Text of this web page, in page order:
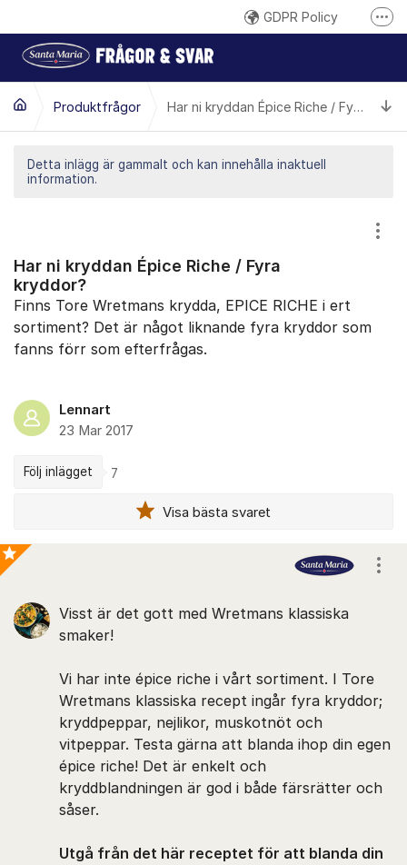
GDPR Policy
Här reklamerar du en produkt
Inspireras på santamaria.se
Gilla oss på Facebook
Produktfrågor Har ni kryddan Épice Riche / Fyra kryddor?
Detta inlägg är gammalt och kan innehålla inaktuell
information.
Har ni kryddan Épice Riche / Fyra
kryddor?
Finns Tore Wretmans krydda, EPICE RICHE i ert
sortiment? Det är något liknande fyra kryddor som
fanns förr som efterfrågas.
Lennart
23 Mar 2017
Följ inlägget 7
Visa bästa svaret
Kommentarer
Visst är det gott med Wretmans klassiska
smaker!
Vi har inte épice riche i vårt sortiment. I Tore
Wretmans klassiska recept ingår fyra kryddor;
kryddpeppar, nejlikor, muskotnöt och
vitpeppar. Testa gärna att blanda ihop din egen
épice riche! Det är enkelt och
kryddblandningen är god i både färsrätter och
såser.
Utgå från det här receptet för att blanda din